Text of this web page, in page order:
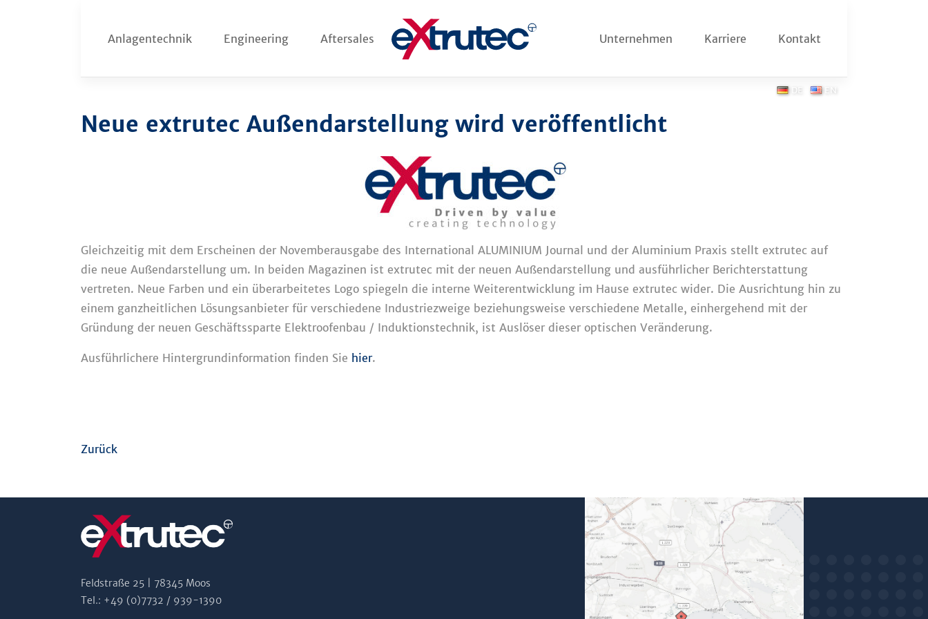
Anlagentechnik Engineering Aftersales Unternehmen Karriere Kontakt
DE EN
Neue extrutec Außendarstellung wird veröffentlicht
Gleichzeitig mit dem Erscheinen der Novemberausgabe des International ALUMINIUM Journal und der Aluminium Praxis stellt extrutec auf
die neue Außendarstellung um. In beiden Magazinen ist extrutec mit der neuen Außendarstellung und ausführlicher Berichterstattung
vertreten. Neue Farben und ein überarbeitetes Logo spiegeln die interne Weiterentwicklung im Hause extrutec wider. Die Ausrichtung hin zu
einem ganzheitlichen Lösungsanbieter für verschiedene Industriezweige beziehungsweise verschiedene Metalle, einhergehend mit der
Gründung der neuen Geschäftssparte Elektroofenbau / Induktionstechnik, ist Auslöser dieser optischen Veränderung.
Ausführlichere Hintergrundinformation finden Sie hier.
Zurück
Feldstraße 25 | 78345 Moos
Tel.: +49 (0)7732 / 939-1390